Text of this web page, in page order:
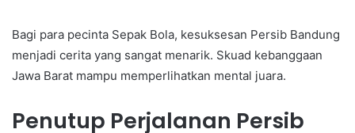
Bagi para pecinta Sepak Bola, kesuksesan Persib Bandung
menjadi cerita yang sangat menarik. Skuad kebanggaan
Jawa Barat mampu memperlihatkan mental juara.
Penutup Perjalanan Persib